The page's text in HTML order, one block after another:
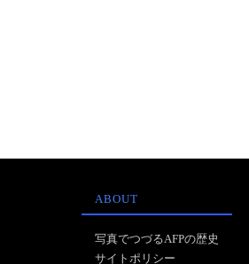
ABOUT
写真でつづるAFPの歴史
サイトポリシー